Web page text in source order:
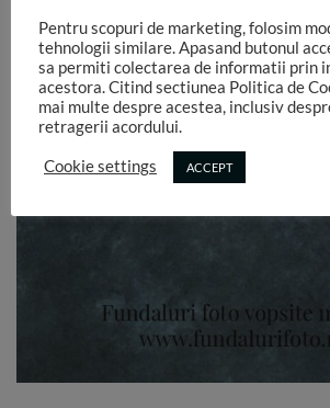
Pentru scopuri de marketing, folosim
tehnologii similare. Apasand butonul
sa permiti colectarea de informatii prin
acestora. Citind sectiunea Politica de
mai multe despre acestea, inclusiv
retragerii acordului.
Cookie settings ACCEPT